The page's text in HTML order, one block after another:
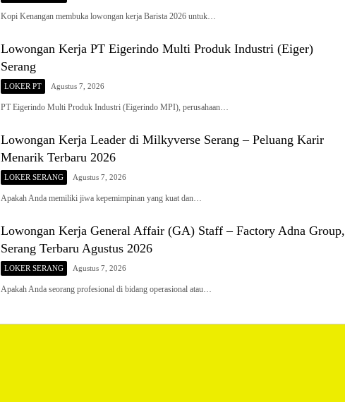
Kopi Kenangan membuka lowongan kerja Barista 2026 untuk…
Lowongan Kerja PT Eigerindo Multi Produk Industri (Eiger)
Serang
LOKER PT Agustus 7, 2026
PT Eigerindo Multi Produk Industri (Eigerindo MPI), perusahaan…
Lowongan Kerja Leader di Milkyverse Serang – Peluang Karir
Menarik Terbaru 2026
LOKER SERANG Agustus 7, 2026
Apakah Anda memiliki jiwa kepemimpinan yang kuat dan…
Lowongan Kerja General Affair (GA) Staff – Factory Adna Group,
Serang Terbaru Agustus 2026
LOKER SERANG Agustus 7, 2026
Apakah Anda seorang profesional di bidang operasional atau…